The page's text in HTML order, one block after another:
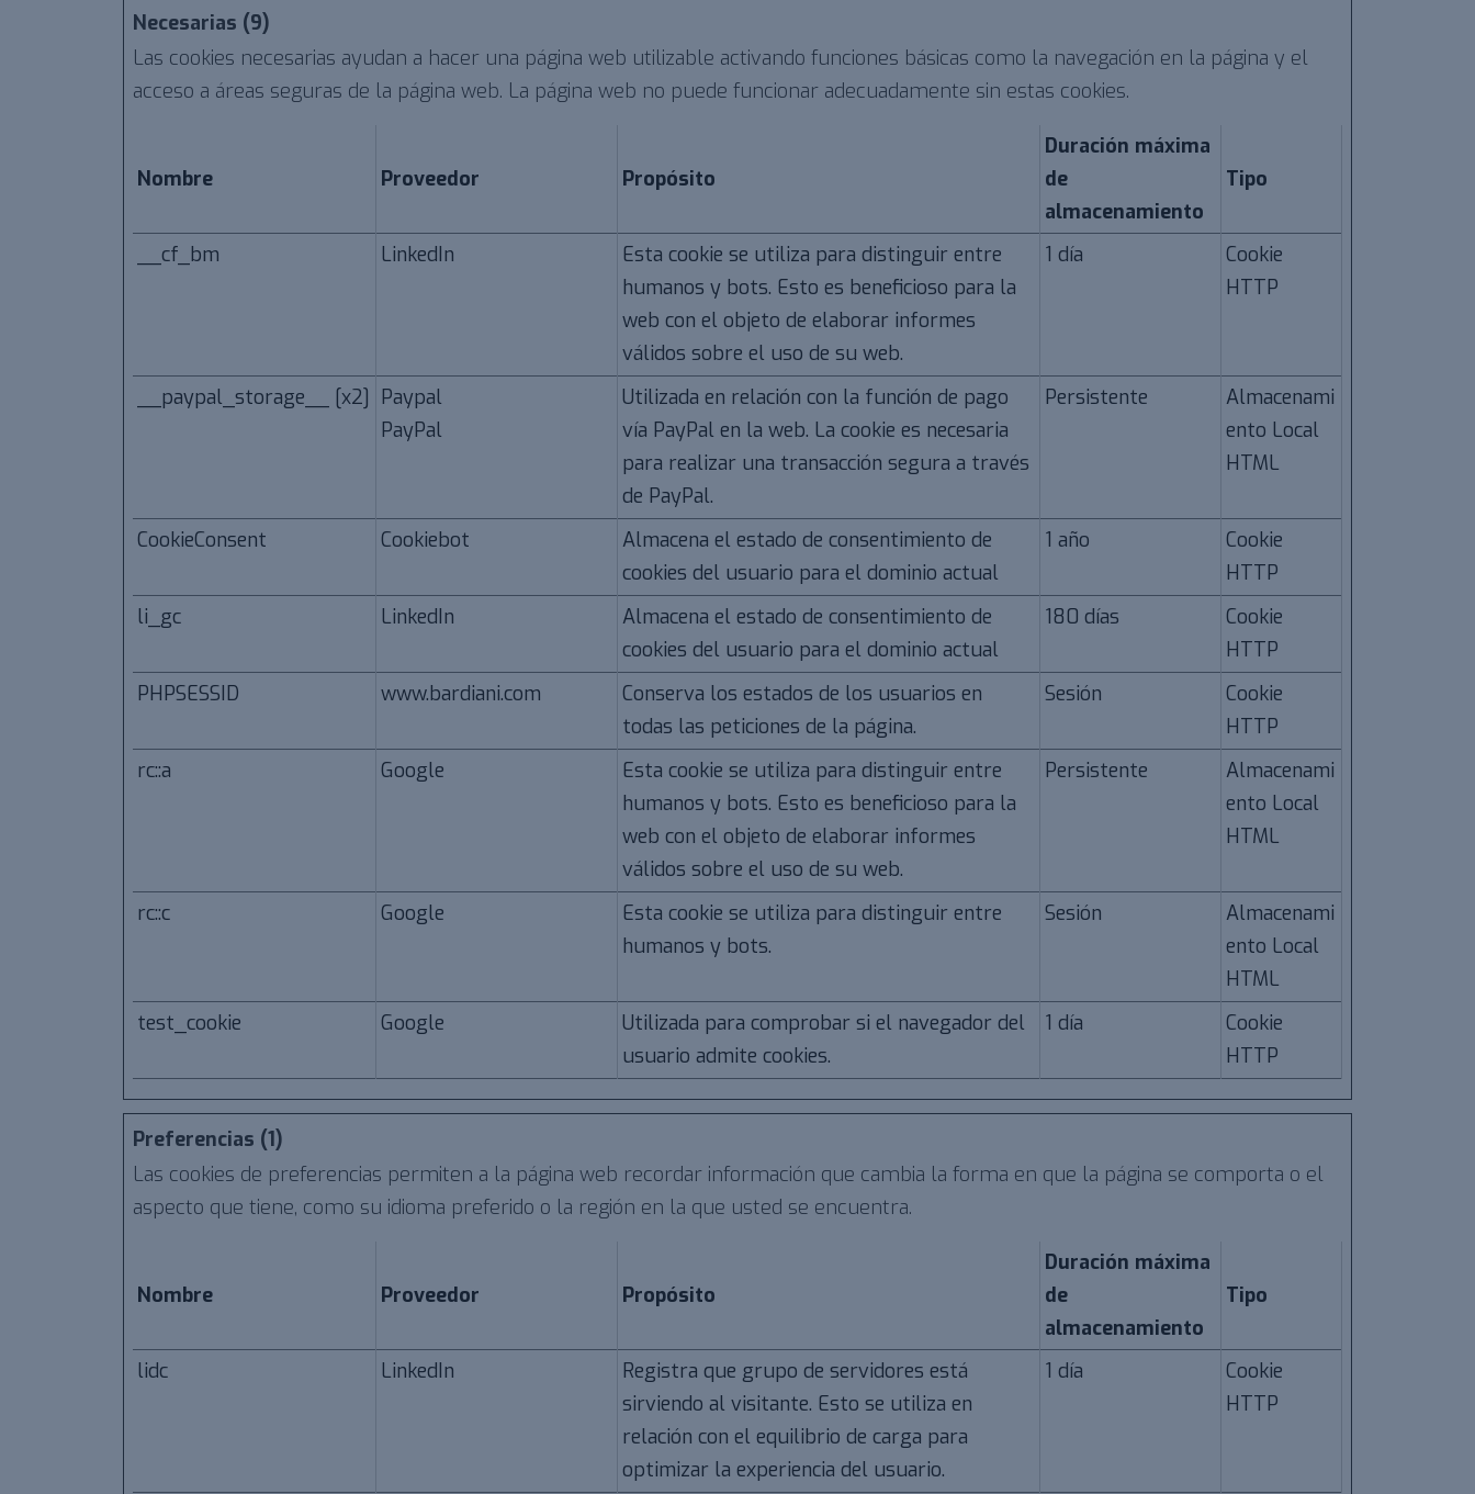
Necesarias (9)
Las cookies necesarias ayudan a hacer una página web utilizable activando funciones básicas como la navegación en la página y el
acceso a áreas seguras de la página web. La página web no puede funcionar adecuadamente sin estas cookies.
Nombre Proveedor Propósito
Duración máxima
de
almacenamiento
Tipo
__cf_bm LinkedIn
Esta cookie se utiliza para distinguir entre
humanos y bots. Esto es beneficioso para la
web con el objeto de elaborar informes
válidos sobre el uso de su web.
1 día
Cookie
HTTP
__paypal_storage__ [x2] Paypal
PayPal
Utilizada en relación con la función de pago
vía PayPal en la web. La cookie es necesaria
para realizar una transacción segura a través
de PayPal.
Persistente
Almacenami
ento Local
HTML
CookieConsent Cookiebot
Almacena el estado de consentimiento de
cookies del usuario para el dominio actual
1 año
Cookie
HTTP
li_gc
LinkedIn
Almacena el estado de consentimiento de
cookies del usuario para el dominio actual
180 días
Cookie
HTTP
PHPSESSID
www.bardiani.com
Conserva los estados de los usuarios en
todas las peticiones de la página.
Sesión
Cookie
HTTP
rc::a
Google
Esta cookie se utiliza para distinguir entre
humanos y bots. Esto es beneficioso para la
web con el objeto de elaborar informes
válidos sobre el uso de su web.
Persistente
Almacenami
ento Local
HTML
rc::c Google
Esta cookie se utiliza para distinguir entre
humanos y bots.
Sesión
Almacenami
ento Local
HTML
test_cookie
Google
Utilizada para comprobar si el navegador del
usuario admite cookies.
1 día
Cookie
HTTP
Preferencias (1)
Las cookies de preferencias permiten a la página web recordar información que cambia la forma en que la página se comporta o el
aspecto que tiene, como su idioma preferido o la región en la que usted se encuentra.
Nombre Proveedor Propósito
Duración máxima
de
almacenamiento
Tipo
lidc LinkedIn
Registra que grupo de servidores está
sirviendo al visitante. Esto se utiliza en
relación con el equilibrio de carga para
optimizar la experiencia del usuario.
1 día
Cookie
HTTP